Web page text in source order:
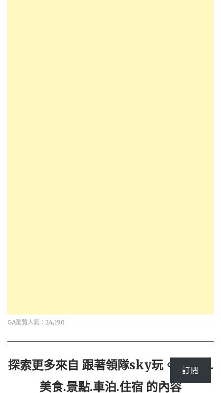
GA瀏覽人氣：24,190
探索更多來自 跟著領隊sky玩。一日遊.
美食.景點.車泊.住宿 的內容
訂閱